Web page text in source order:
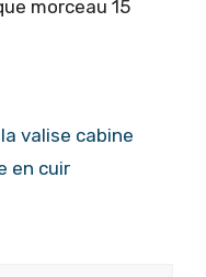
morceau 15
valise cabine
en cuir